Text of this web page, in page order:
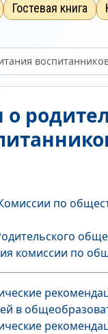
Гостевая книга
по
комиссии по
в